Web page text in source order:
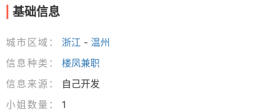
基础信息
城市区域： 浙江 - 温州
信息种类：
楼凤兼职
信息来源：
自己开发
小姐数量：
1